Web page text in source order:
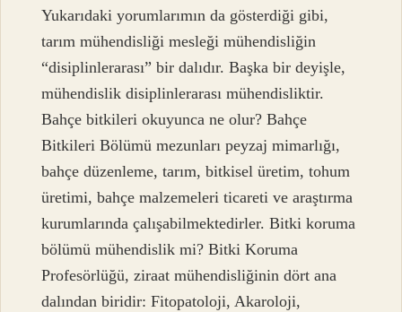
Yukarıdaki yorumlarımın da gösterdiği gibi,
tarım mühendisliği mesleği mühendisliğin
“disiplinlerarası” bir dalıdır. Başka bir deyişle,
mühendislik disiplinlerarası mühendisliktir.
Bahçe bitkileri okuyunca ne olur? Bahçe
Bitkileri Bölümü mezunları peyzaj mimarlığı,
bahçe düzenleme, tarım, bitkisel üretim, tohum
üretimi, bahçe malzemeleri ticareti ve araştırma
kurumlarında çalışabilmektedirler. Bitki koruma
bölümü mühendislik mi? Bitki Koruma
Profesörlüğü, ziraat mühendisliğinin dört ana
dalından biridir: Fitopatoloji, Akaroloji,